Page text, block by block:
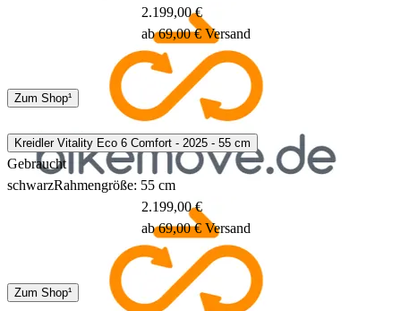
Spedition
2.199,00 €
ab 69,00 € Versand
Zum Shop¹
Kreidler Vitality Eco 6 Comfort - 2025 - 55 cm
Gebraucht
schwarzRahmengröße: 55 cm
Spedition
2.199,00 €
ab 69,00 € Versand
Zum Shop¹